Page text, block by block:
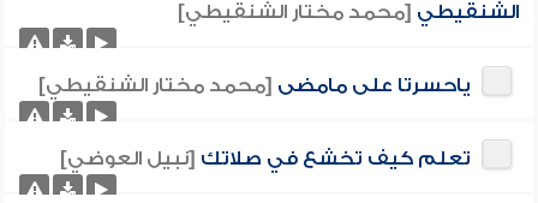
الشنقيطي [محمد مختار الشنقيطي]
ياحسرتا على مامضى [محمد مختار الشنقيطي]
تعلم كيف تخشع في صلاتك [نبيل العوضي]